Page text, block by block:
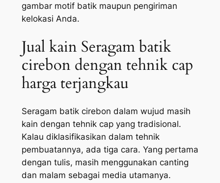
gambar motif batik maupun pengiriman
kelokasi Anda.
Jual kain Seragam batik
cirebon dengan tehnik cap
harga terjangkau
Seragam batik cirebon dalam wujud masih
kain dengan tehnik cap yang tradisional.
Kalau diklasifikasikan dalam tehnik
pembuatannya, ada tiga cara. Yang pertama
dengan tulis, masih menggunakan canting
dan malam sebagai media utamanya.